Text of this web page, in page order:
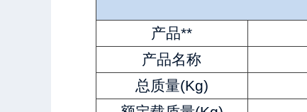
产品**
产品名称
总质量(Kg)